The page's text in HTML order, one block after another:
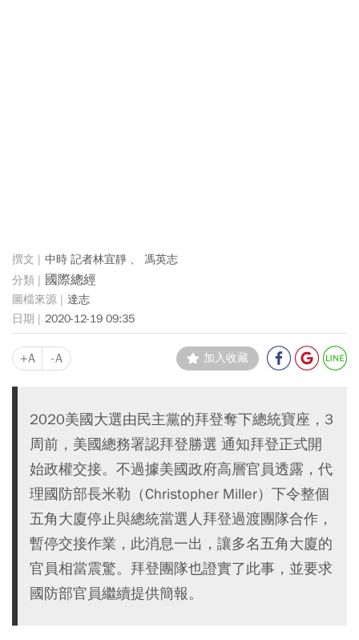
中時 記者林宜靜 、 馮英志
國際總經
達志
2020-12-19 09:35
+A -A 加入收藏
2020美國大選由民主黨的拜登奪下總統寶座，3
周前，美國總務署認拜登勝選 通知拜登正式開
始政權交接。不過據美國政府高層官員透露，代
理國防部長米勒（Christopher Miller）下令整個
五角大廈停止與總統當選人拜登過渡團隊合作，
暫停交接作業，此消息一出，讓多名五角大廈的
官員相當震驚。拜登團隊也證實了此事，並要求
國防部官員繼續提供簡報。